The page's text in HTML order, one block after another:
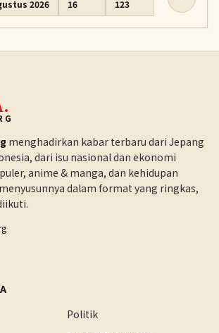
2026 16 123
menghadirkan kabar terbaru dari Jepang
dari isu nasional dan ekonomi
anime & manga, dan kehidupan
dalam format yang ringkas,
Politik